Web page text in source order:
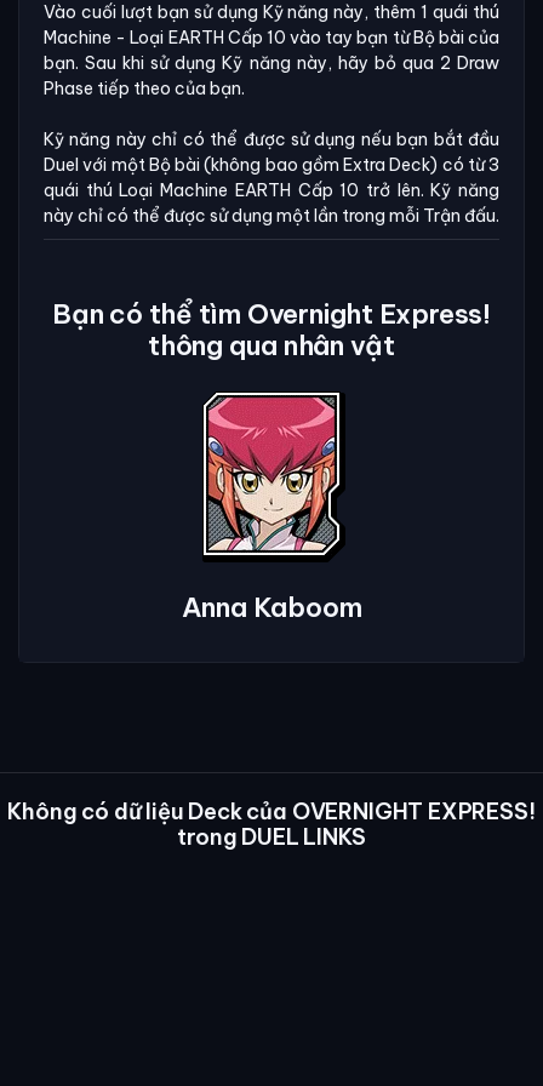
Vào cuối lượt bạn sử dụng Kỹ năng này, thêm 1 quái thú
Machine - Loại EARTH Cấp 10 vào tay bạn từ Bộ bài của
bạn. Sau khi sử dụng Kỹ năng này, hãy bỏ qua 2 Draw
Phase tiếp theo của bạn.
Kỹ năng này chỉ có thể được sử dụng nếu bạn bắt đầu
Duel với một Bộ bài (không bao gồm Extra Deck) có từ 3
quái thú Loại Machine EARTH Cấp 10 trở lên. Kỹ năng
này chỉ có thể được sử dụng một lần trong mỗi Trận đấu.
Bạn có thể tìm Overnight Express!
thông qua nhân vật
Anna Kaboom
Không có dữ liệu Deck của OVERNIGHT EXPRESS!
trong DUEL LINKS